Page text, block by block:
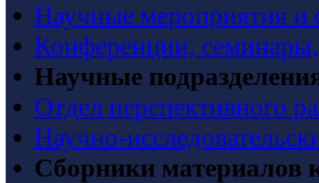
Научные мероприятия и
Конференции,
Научные
Отдел перспективного
Научно-
Сборники материалов